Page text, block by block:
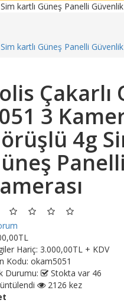
kartlı Güneş Panelli
kartlı Güneş Panelli
Çakarlı
3
4g
Hariç: 3.000,00TL + KDV
Kodu: okam5051
Durumu:
Stokta var 46
2126 kez